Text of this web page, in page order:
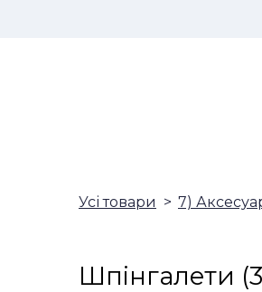
Усі товари 7)
Шпінгалети